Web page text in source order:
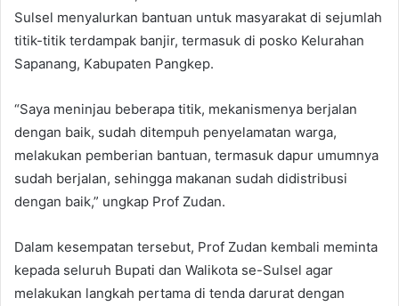
Sulsel menyalurkan bantuan untuk masyarakat di sejumlah
titik-titik terdampak banjir, termasuk di posko Kelurahan
Sapanang, Kabupaten Pangkep.
“Saya meninjau beberapa titik, mekanismenya berjalan
dengan baik, sudah ditempuh penyelamatan warga,
melakukan pemberian bantuan, termasuk dapur umumnya
sudah berjalan, sehingga makanan sudah didistribusi
dengan baik,” ungkap Prof Zudan.
Dalam kesempatan tersebut, Prof Zudan kembali meminta
kepada seluruh Bupati dan Walikota se-Sulsel agar
melakukan langkah pertama di tenda darurat dengan